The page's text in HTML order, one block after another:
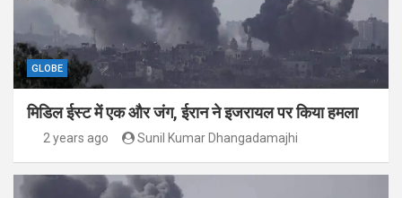
GLOBE
मिडिल ईस्ट में एक और जंग, ईरान ने इजरायल पर किया हमला
2 years ago Sunil Kumar Dhangadamajhi